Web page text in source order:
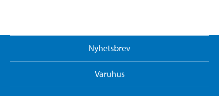
Nyhetsbrev
Varuhus